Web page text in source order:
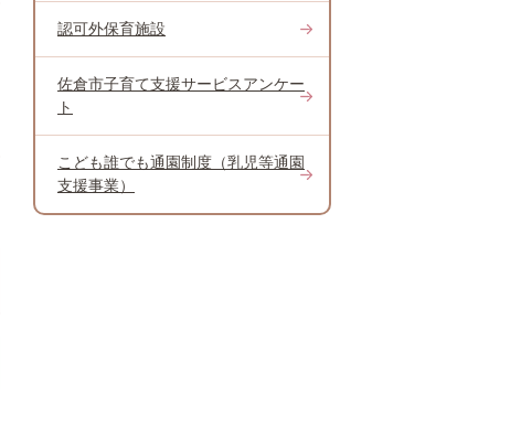
認可外保育施設
佐倉市子育て支援サービスアンケー
ト
こども誰でも通園制度（乳児等通園
支援事業）